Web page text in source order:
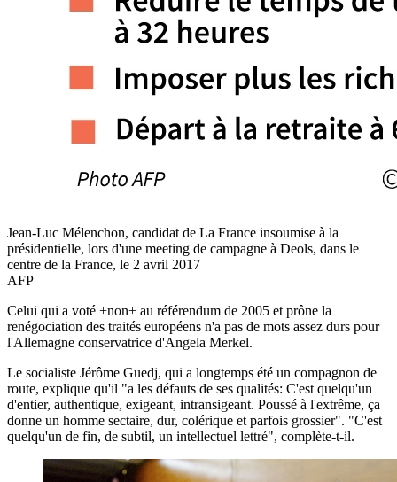
Jean-Luc Mélenchon, candidat de La France insoumise à la
présidentielle, lors d'une meeting de campagne à Deols, dans le
centre de la France, le 2 avril 2017
AFP
Celui qui a voté +non+ au référendum de 2005 et prône la
renégociation des traités européens n'a pas de mots assez durs pour
l'Allemagne conservatrice d'Angela Merkel.
Le socialiste Jérôme Guedj, qui a longtemps été un compagnon de
route, explique qu'il "a les défauts de ses qualités: C'est quelqu'un
d'entier, authentique, exigeant, intransigeant. Poussé à l'extrême, ça
donne un homme sectaire, dur, colérique et parfois grossier". "C'est
quelqu'un de fin, de subtil, un intellectuel lettré", complète-t-il.